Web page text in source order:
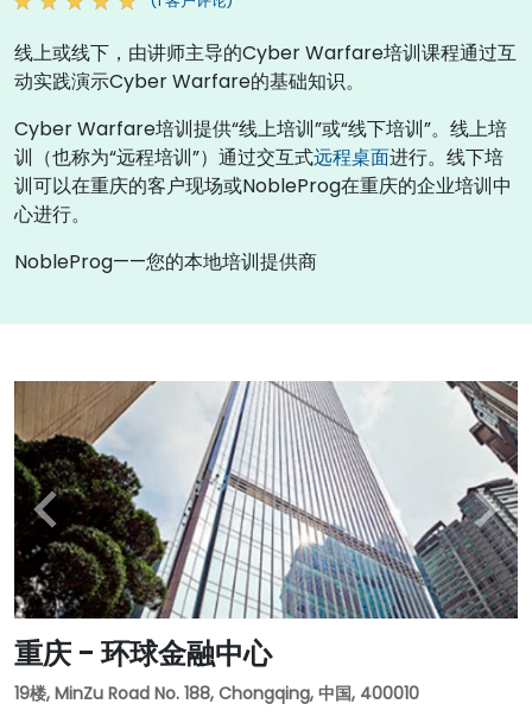
线上或线下，由讲师主导的Cyber Warfare培训课程通过互
动实践演示Cyber Warfare的基础知识。
Cyber Warfare培训提供“线上培训”或“线下培训”。线上培
训（也称为“远程培训”）通过交互式远程桌面进行。线下培
训可以在重庆的客户现场或NobleProg在重庆的企业培训中
心进行。
NobleProg——您的本地培训提供商
重庆 - 环球金融中心
19楼, MinZu Road No. 188, Chongqing, 中国, 400010